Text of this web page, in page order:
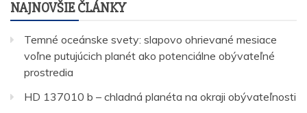
NAJNOVŠIE ČLÁNKY
Temné oceánske svety: slapovo ohrievané mesiace
voľne putujúcich planét ako potenciálne obývateľné
prostredia
HD 137010 b – chladná planéta na okraji obývateľnosti